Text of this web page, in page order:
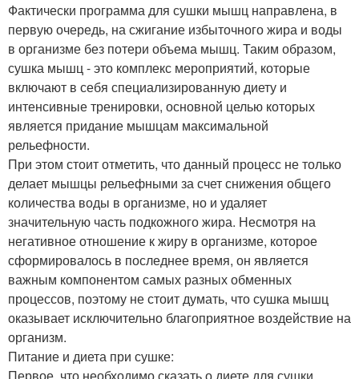
Фактически программа для сушки мышц направлена, в
первую очередь, на сжигание избыточного жира и воды
в организме без потери объема мышц. Таким образом,
сушка мышц - это комплекс мероприятий, которые
включают в себя специализированную диету и
интенсивные тренировки, основной целью которых
является придание мышцам максимальной
рельефности.
При этом стоит отметить, что данный процесс не только
делает мышцы рельефными за счет снижения общего
количества воды в организме, но и удаляет
значительную часть подкожного жира. Несмотря на
негативное отношение к жиру в организме, которое
сформировалось в последнее время, он является
важным компонентом самых разных обменных
процессов, поэтому не стоит думать, что сушка мышц
оказывает исключительно благоприятное воздействие на
организм.
Питание и диета при сушке: